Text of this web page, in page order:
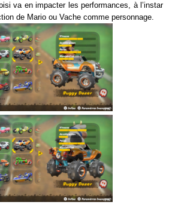
va en impacter les performances, à l’instar
de Mario ou Vache comme personnage.